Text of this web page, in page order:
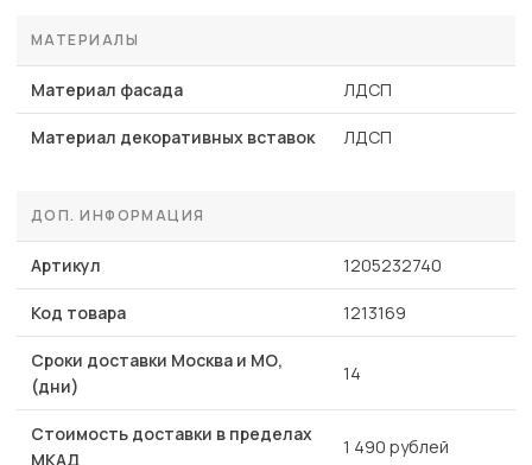
МАТЕРИАЛЫ
Материал фасада ЛДСП
Материал декоративных вставок ЛДСП
ДОП. ИНФОРМАЦИЯ
Артикул 1205232740
Код товара 1213169
Сроки доставки Москва и МО,
(дни)
14
Стоимость доставки в пределах
МКАД
1 490 рублей